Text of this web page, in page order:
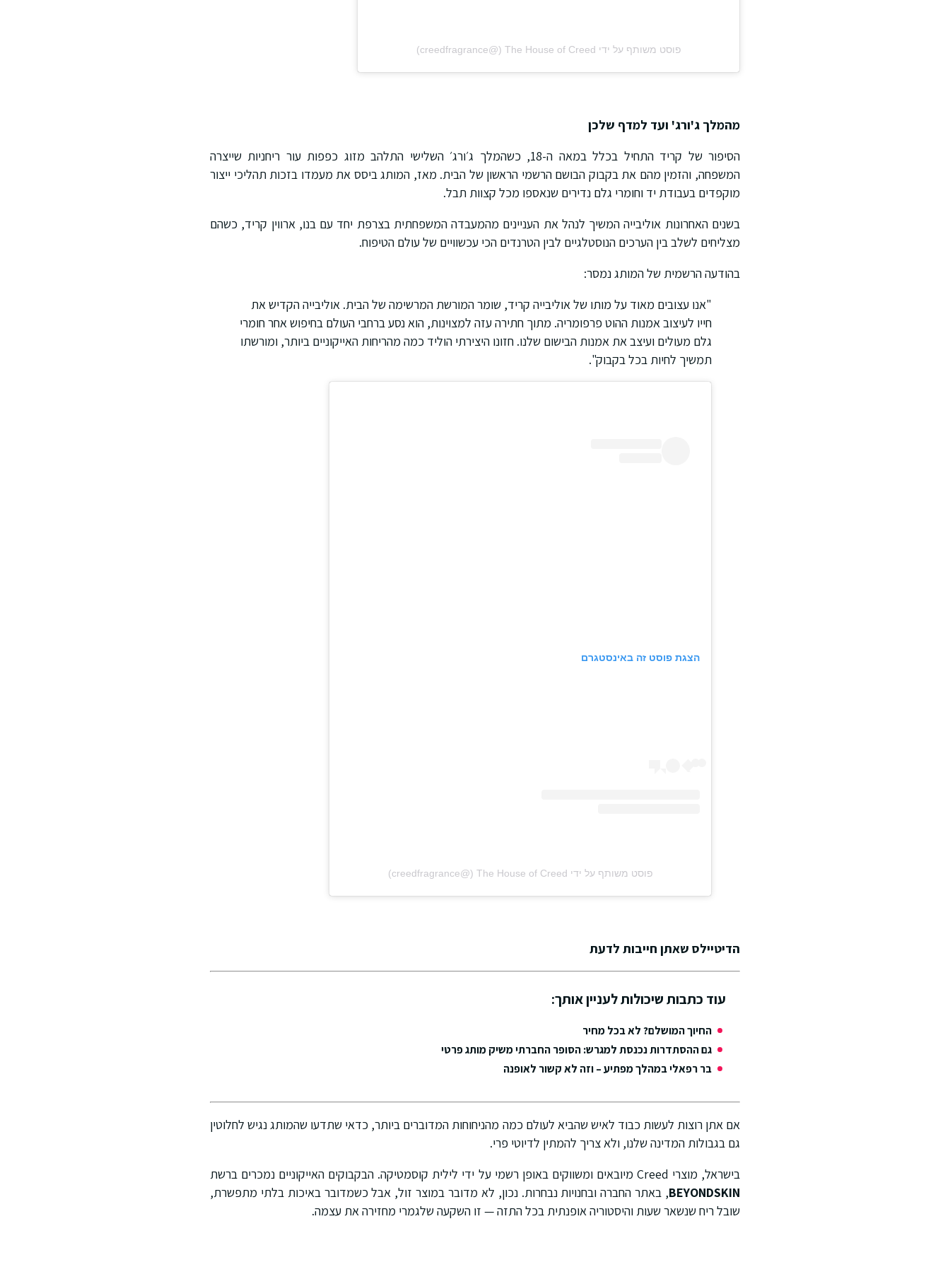
פוסט משותף על ידי ‏‎The House of Creed‎‏ (@‏‎creedfragrance‎‏)
מהמלך ג'ורג' ועד למדף שלכן
הסיפור של קריד התחיל בכלל במאה ה-18, כשהמלך ג׳ורג׳ השלישי התלהב מזוג כפפות עור ריחניות שייצרה
המשפחה, והזמין מהם את בקבוק הבושם הרשמי הראשון של הבית. מאז, המותג ביסס את מעמדו בזכות תהליכי ייצור
מוקפדים בעבודת יד וחומרי גלם נדירים שנאספו מכל קצוות תבל.
בשנים האחרונות אוליבייה המשיך לנהל את העניינים מהמעבדה המשפחתית בצרפת יחד עם בנו, ארווין קריד, כשהם
מצליחים לשלב בין הערכים הנוסטלגיים לבין הטרנדים הכי עכשוויים של עולם הטיפוח.
בהודעה הרשמית של המותג נמסר:
"אנו עצובים מאוד על מותו של אוליבייה קריד, שומר המורשת המרשימה של הבית. אוליבייה הקדיש את
חייו לעיצוב אמנות ההוט פרפומריה. מתוך חתירה עזה למצוינות, הוא נסע ברחבי העולם בחיפוש אחר חומרי
גלם מעולים ועיצב את אמנות הבישום שלנו. חזונו היצירתי הוליד כמה מהריחות האייקוניים ביותר, ומורשתו
תמשיך לחיות בכל בקבוק".
הצגת פוסט זה באינסטגרם
פוסט משותף על ידי ‏‎The House of Creed‎‏ (@‏‎creedfragrance‎‏)
הדיטיילס שאתן חייבות לדעת
עוד כתבות שיכולות לעניין אותך:
החיוך המושלם? לא בכל מחיר
גם ההסתדרות נכנסת למגרש: הסופר החברתי משיק מותג פרטי
בר רפאלי במהלך מפתיע – וזה לא קשור לאופנה
אם אתן רוצות לעשות כבוד לאיש שהביא לעולם כמה מהניחוחות המדוברים ביותר, כדאי שתדעו שהמותג נגיש לחלוטין
גם בגבולות המדינה שלנו, ולא צריך להמתין לדיוטי פרי.
בישראל, מוצרי Creed מיובאים ומשווקים באופן רשמי על ידי לילית קוסמטיקה. הבקבוקים האייקוניים נמכרים ברשת
BEYONDSKIN, באתר החברה ובחנויות נבחרות. נכון, לא מדובר במוצר זול, אבל כשמדובר באיכות בלתי מתפשרת,
שובל ריח שנשאר שעות והיסטוריה אופנתית בכל התזה — זו השקעה שלגמרי מחזירה את עצמה.